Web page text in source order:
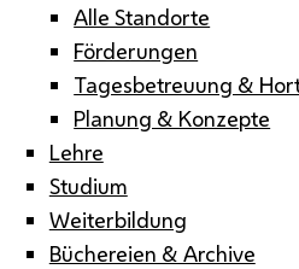
Alle Standorte
Förderungen
Tagesbetreuung &
Planung & Konzepte
Lehre
Studium
Weiterbildung
Büchereien & Archive